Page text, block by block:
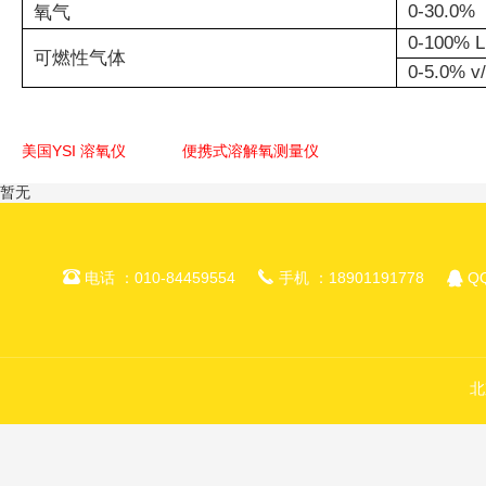
氧气 0-30.0%
可燃性气体
0-100%
0-5.0%
美国YSI 溶氧仪 便携式溶解氧测量仪
暂无
电话 ：010-84459554  手机 ：18901191778 